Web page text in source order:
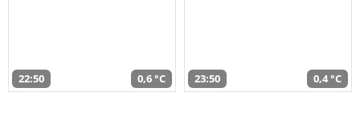
22:50 0,6 °C 23:50 0,4 °C